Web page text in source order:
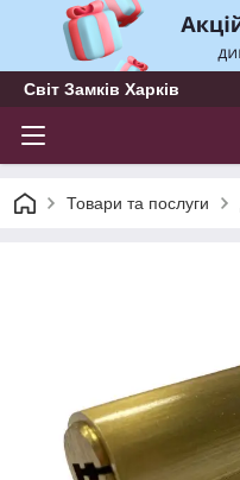
Світ Замків Харків
Товари та послуги